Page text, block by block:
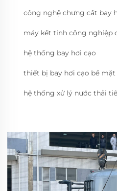
công nghệ chưng cất bay
máy kết tinh công nghiệp
hệ thống bay hơi cạo
thiết bị bay hơi cạo bề
hệ thống xử lý nước thải